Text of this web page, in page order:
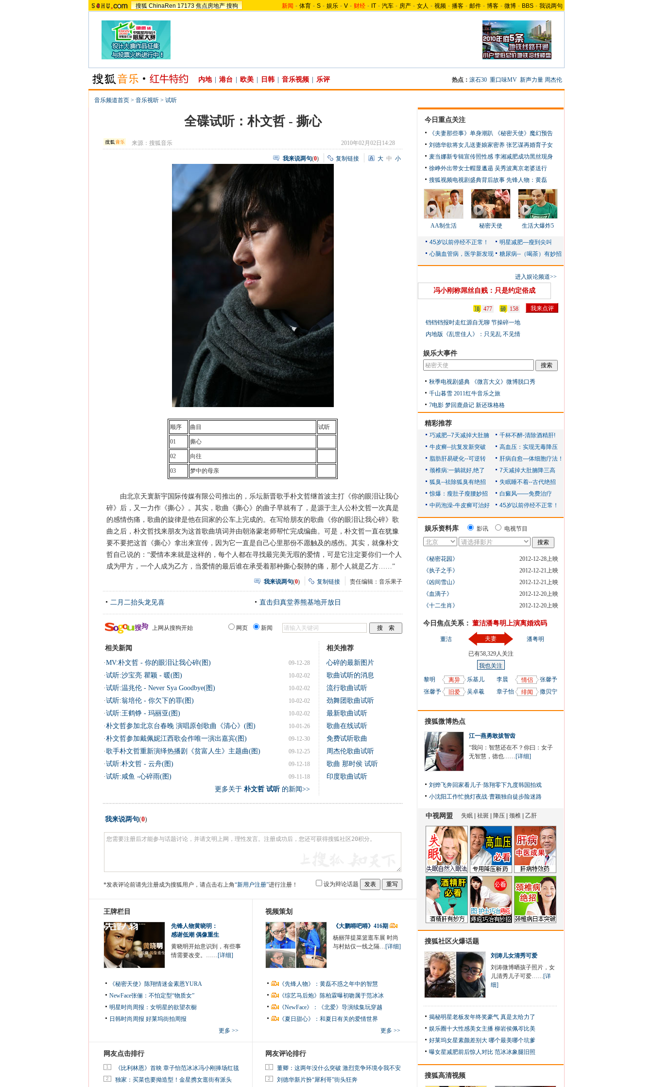
搜狐 ChinaRen 17173 焦点房地产 搜狗 新闻 - 体育 - S - 娱乐 - V - 财经 - IT - 汽车 - 房产 - 女人 - 视频 - 播客 - 邮件 - 博客 - 微博 - BBS - 我说两句
内地 港台 欧美 日韩 音乐视频 乐评 热点： 滚石30 重口味MV 新声力量 周杰伦
音乐频道首页 > 音乐视听 > 试听
全碟试听：朴文哲 - 撕心
来源：搜狐音乐 2010年02月02日14:28
我来说两句(0) 复制链接 大 中 小
顺序 曲目 试听
01 撕心
02 向往
03 梦中的母亲
由北京天寰新宇国际传媒有限公司推出的，乐坛新晋歌手朴文哲继首波主打《你的眼泪让我心
碎》后，又一力作《撕心》。其实，歌曲《撕心》的曲子早就有了，是源于主人公朴文哲一次真是
的感情伤痛，歌曲的旋律是他在回家的公车上完成的。在写给朋友的歌曲《你的眼泪让我心碎》歌
曲之后，朴文哲找来朋友为这首歌曲填词并由朝洛蒙老师帮忙完成编曲。可是，朴文哲一直在犹豫
要不要把这首《撕心》拿出来宣传，因为它一直是自己心里那份不愿触及的感伤。其实，就像朴文
哲自己说的：“爱情本来就是这样的，每个人都在寻找最完美无瑕的爱情，可是它注定要你们一个人
成为甲方，一个人成为乙方，当爱情的最后谁在承受着那种撕心裂肺的痛，那个人就是乙方……”
我来说两句(0) 复制链接 责任编辑：音乐果子
二月二抬头龙见喜 直击归真堂养熊基地开放日
上网从搜狗开始 网页 新闻
相关新闻
09-12-28
·MV:朴文哲 - 你的眼泪让我心碎(图)
10-02-02
·试听:沙宝亮 瞿颖 - 暖(图)
10-02-02
·试听:温兆伦 - Never Sya Goodbye(图)
10-02-02
·试听:翁培伦 - 你欠下的罪(图)
10-02-02
·试听:王鹤铮 - 玛丽亚(图)
10-01-26
·朴文哲参加北京台春晚 演唱原创歌曲《清心》(图)
09-12-30
·朴文哲参加戴佩妮江西歌会作唯一演出嘉宾(图)
09-12-25
·歌手朴文哲重新演绎热播剧《贫富人生》主题曲(图)
09-12-18
·试听:朴文哲 - 云舟(图)
09-11-18
·试听:咸鱼 -心碎雨(图)
更多关于 朴文哲 试听的新闻>>
相关推荐
心碎的最新图片
歌曲试听的消息
流行歌曲试听
劲舞团歌曲试听
最新歌曲试听
歌曲在线试听
免费试听歌曲
周杰伦歌曲试听
歌曲 那时侯 试听
印度歌曲试听
我来说两句(0)
*发表评论前请先注册成为搜狐用户，请点击右上角“新用户注册”进行注册！ 设为辩论话题
王牌栏目
先锋人物黄晓明：
感谢低潮 偶像重生
黄晓明开始意识到，有些事
情需要改变。……[详细]
《秘密天使》陈翔情迷金素恩YURA
NewFace张俪：不怕定型“物质女”
明星时尚周报：女明星的欲望衣橱
日韩时尚周报 好莱坞街拍周报
更多 >>
视频策划
《大鹏嘚吧嘚》416期
杨丽萍提菜篮逛车展 时尚
与村姑仅一线之隔…[详细]
《先锋人物》：黄磊不惑之年中的智慧
《综艺马后炮》陈柏霖曝初吻属于范冰冰
《NewFace》：《北爱》导演续集玩穿越
《夏日甜心》：和夏日有关的爱情世界
更多 >>
网友点击排行
1 《比利林恩》首映 章子怡范冰冰冯小刚捧场红毯
2 独家：买菜也要拗造型！金星携女逛街有派头
网友评论排行
1 董卿：这两年没什么突破 激烈竞争环境令我不安
2 刘德华新片扮“犀利哥”街头狂奔
今日重点关注
《夫妻那些事》单身潮趴
《秘密天使》魔幻预告
刘德华欲将女儿送妻娘家密养 张艺谋再婚育子女
麦当娜新专辑宣传照性感 李湘减肥成功黑丝现身
徐峥外出带女士帽显邋遢 吴秀波离京老婆送行
搜狐视频电视剧盛典背后故事 先锋人物：黄磊
AA制生活 秘密天使 生活大爆炸5
进入娱论频道>>
冯小刚称屌丝自贱：只是约定俗成
顶 477 砸
158
铛铛铛报时走红源自无聊 节操碎一地
内地版《乱世佳人》：只见乱 不见情
娱乐大事件
秋季电视剧盛典
《微言大义》微博脱口秀
千山暮雪 2011红牛音乐之旅
7电影 梦回鹿鼎记 新还珠格格
精彩推荐
娱乐资料库 影讯 电视节目
《秘密花园》
2012-12-28上映
《执子之手》
2012-12-21上映
《凶间雪山》
2012-12-21上映
《血滴子》
2012-12-20上映
《十二生肖》
2012-12-20上映
今日焦点关系： 董洁潘粤明上演离婚戏码
董洁 夫妻
已有58,329人关注
我也关注
潘粤明
黎明 离异
乐基儿
张馨予
旧爱 吴卓羲
李晨 情侣
张馨予
章子怡
绯闻 撒贝宁
搜狐微博热点
江一燕勇敢拔智齿
“我问：智慧还在不？你曰：女子
无智慧，德也……[详细]
刘烨飞奔回家看儿子·陈翔零下九度韩国拍戏
小沈阳工作忙挑灯夜战·曹颖独自徒步险迷路
搜狐社区火爆话题
刘涛儿女清秀可爱
刘涛微博晒孩子照片，女
儿清秀儿子可爱……[详
细]
揭秘明星老板发年终奖豪气 真是太给力了
娱乐圈十大性感美女主播 柳岩侯佩岑比美
好莱坞女星素颜差别大 哪个最美哪个坑爹
曝女星减肥前后惊人对比 范冰冰象腿旧照
搜狐高清视频